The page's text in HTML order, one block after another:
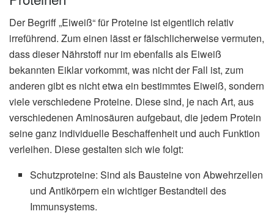
Der Begriff „Eiweiß“ für Proteine ist eigentlich relativ
irreführend. Zum einen lässt er fälschlicherweise vermuten,
dass dieser Nährstoff nur im ebenfalls als Eiweiß
bekannten Eiklar vorkommt, was nicht der Fall ist, zum
anderen gibt es nicht etwa ein bestimmtes Eiweiß, sondern
viele verschiedene Proteine. Diese sind, je nach Art, aus
verschiedenen Aminosäuren aufgebaut, die jedem Protein
seine ganz individuelle Beschaffenheit und auch Funktion
verleihen. Diese gestalten sich wie folgt:
Schutzproteine: Sind als Bausteine von Abwehrzellen
und Antikörpern ein wichtiger Bestandteil des
Immunsystems.